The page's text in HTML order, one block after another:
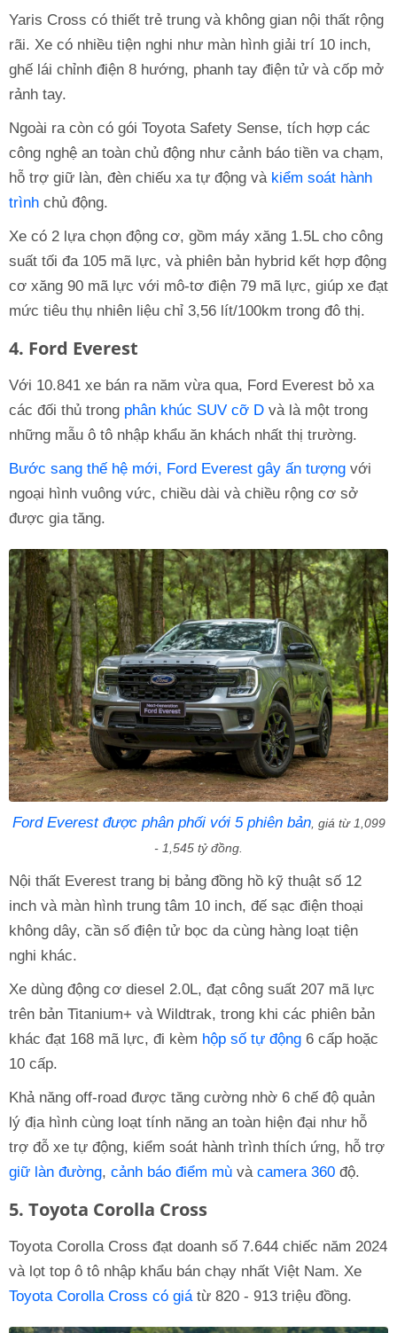
Yaris Cross có thiết trẻ trung và không gian nội thất rộng
rãi. Xe có nhiều tiện nghi như màn hình giải trí 10 inch,
ghế lái chỉnh điện 8 hướng, phanh tay điện tử và cốp mở
rảnh tay.
Ngoài ra còn có gói Toyota Safety Sense, tích hợp các
công nghệ an toàn chủ động như cảnh báo tiền va chạm,
hỗ trợ giữ làn, đèn chiếu xa tự động và kiểm soát hành
trình chủ động.
Xe có 2 lựa chọn động cơ, gồm máy xăng 1.5L cho công
suất tối đa 105 mã lực, và phiên bản hybrid kết hợp động
cơ xăng 90 mã lực với mô-tơ điện 79 mã lực, giúp xe đạt
mức tiêu thụ nhiên liệu chỉ 3,56 lít/100km trong đô thị.
4. Ford Everest
Với 10.841 xe bán ra năm vừa qua, Ford Everest bỏ xa
các đối thủ trong phân khúc SUV cỡ D và là một trong
những mẫu ô tô nhập khẩu ăn khách nhất thị trường.
Bước sang thế hệ mới, Ford Everest gây ấn tượng với
ngoại hình vuông vức, chiều dài và chiều rộng cơ sở
được gia tăng.
Ford Everest được phân phối với 5 phiên bản, giá từ 1,099
- 1,545 tỷ đồng.
Nội thất Everest trang bị bảng đồng hồ kỹ thuật số 12
inch và màn hình trung tâm 10 inch, đế sạc điện thoại
không dây, cần số điện tử bọc da cùng hàng loạt tiện
nghi khác.
Xe dùng động cơ diesel 2.0L, đạt công suất 207 mã lực
trên bản Titanium+ và Wildtrak, trong khi các phiên bản
khác đạt 168 mã lực, đi kèm hộp số tự động 6 cấp hoặc
10 cấp.
Khả năng off-road được tăng cường nhờ 6 chế độ quản
lý địa hình cùng loạt tính năng an toàn hiện đại như hỗ
trợ đỗ xe tự động, kiểm soát hành trình thích ứng, hỗ trợ
giữ làn đường, cảnh báo điểm mù và camera 360 độ.
5. Toyota Corolla Cross
Toyota Corolla Cross đạt doanh số 7.644 chiếc năm 2024
và lọt top ô tô nhập khẩu bán chạy nhất Việt Nam. Xe
Toyota Corolla Cross có giátừ 820 - 913 triệu đồng.